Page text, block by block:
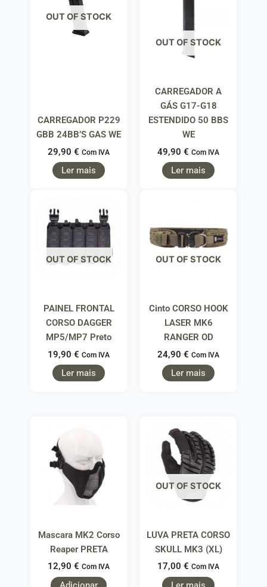
OUT OF STOCK
CARREGADOR P229
GBB 24BB’S GAS WE
29,90 € Com IVA
Ler mais
OUT OF STOCK
CARREGADOR A
GÁS G17-G18
ESTENDIDO 50 BBS
WE
49,90 € Com IVA
Ler mais
OUT OF STOCK
PAINEL FRONTAL
CORSO DAGGER
MP5/MP7 Preto
19,90 € Com IVA
Ler mais
OUT OF STOCK
Cinto CORSO HOOK
LASER MK6
RANGER OD
24,90 € Com IVA
Ler mais
Mascara MK2 Corso
Reaper PRETA
12,90 € Com IVA
OUT OF STOCK
LUVA PRETA CORSO
SKULL MK3 (XL)
17,00 € Com IVA